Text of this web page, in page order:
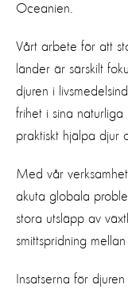
Oceanien.
Vårt arbete för att
länder är särskilt
djuren i
frihet i sina
praktiskt hjälpa djur
Med vår
akuta globala
stora utsläpp av
smittspridning
Insatserna för